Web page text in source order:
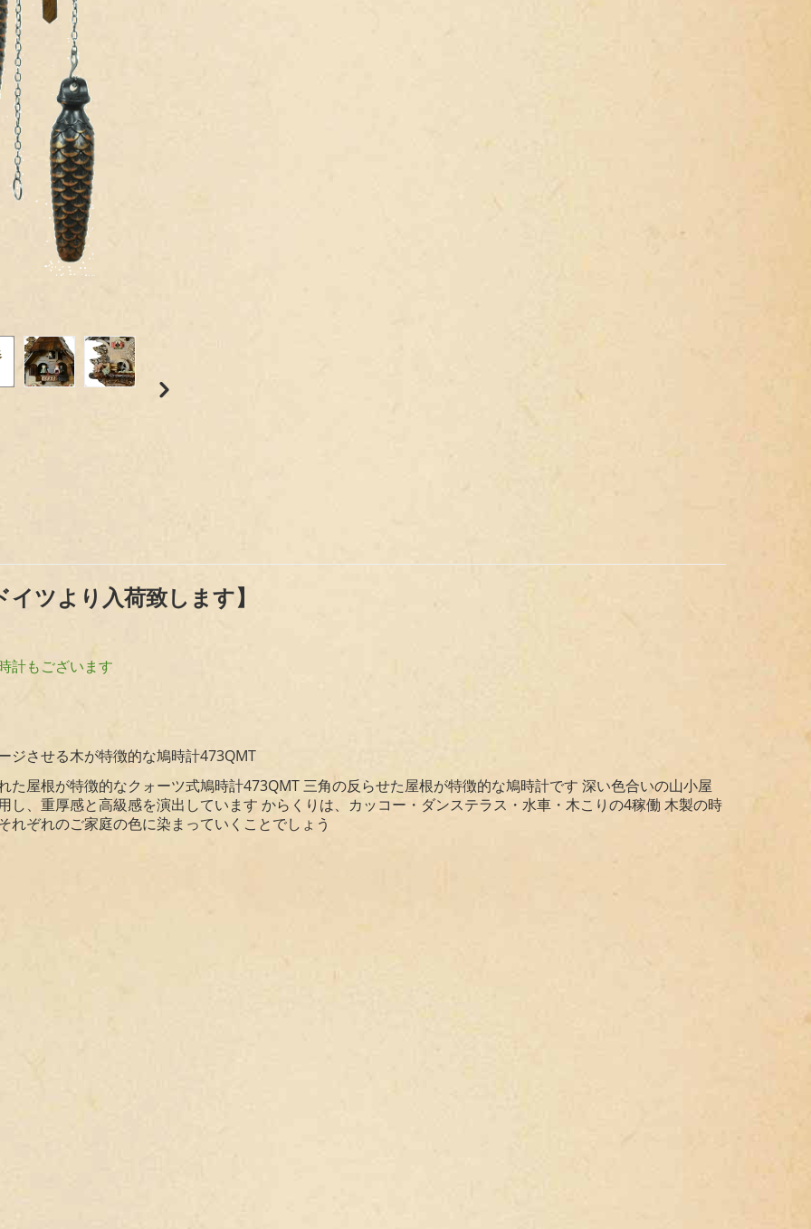
ツより入荷致します】
計もございます
ジさせる木が特徴的な鳩時計473QMT
た屋根が特徴的なクォーツ式鳩時計473QMT 三角の反らせた屋根が特徴的な鳩時計です 深い色合いの山小屋
し、重厚感と高級感を演出しています からくりは、カッコー・ダンステラス・水車・木こりの4稼働 木製の時
れぞれのご家庭の色に染まっていくことでしょう